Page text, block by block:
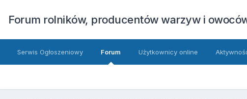
Forum rolników, producentów warzyw i
Serwis Ogłoszeniowy Forum Użytkownicy online